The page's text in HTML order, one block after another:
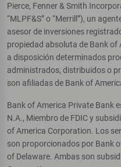
Pierce, Fenner & Smith
“MLPF&S” o “Merrill”), un
asesor de inversiones
propiedad absoluta de Bank of
a disposición determinados
administrados, distribuidos o
son afiliadas de Bank of
Bank of America Private Bank
N.A., Miembro de FDIC y
of America Corporation. Los
son proporcionados por Bank
of Delaware. Ambas son